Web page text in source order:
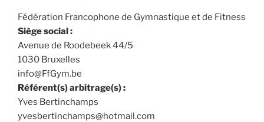
Fédération Francophone de Gymnastique et de Fitness
Siège social :
Avenue de Roodebeek 44/5
1030 Bruxelles
info@FfGym.be
Référent(s) arbitrage(s) :
Yves Bertinchamps
yvesbertinchamps@hotmail.com